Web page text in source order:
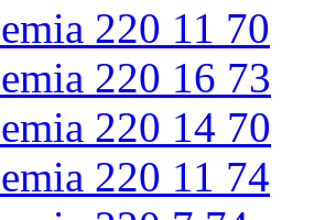
220 11 70
220 16 73
220 14 70
220 11 74